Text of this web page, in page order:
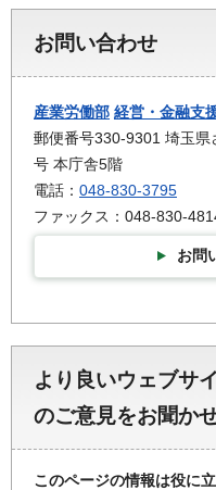
お問い合わせ
産業労働部 経営・金融支
郵便番号330-9301 埼玉
号 本庁舎5階
電話： 048-830-3795
ファックス：048-830-
お問
より良いウェブサ
のご意見をお聞か
このページの情報は役に